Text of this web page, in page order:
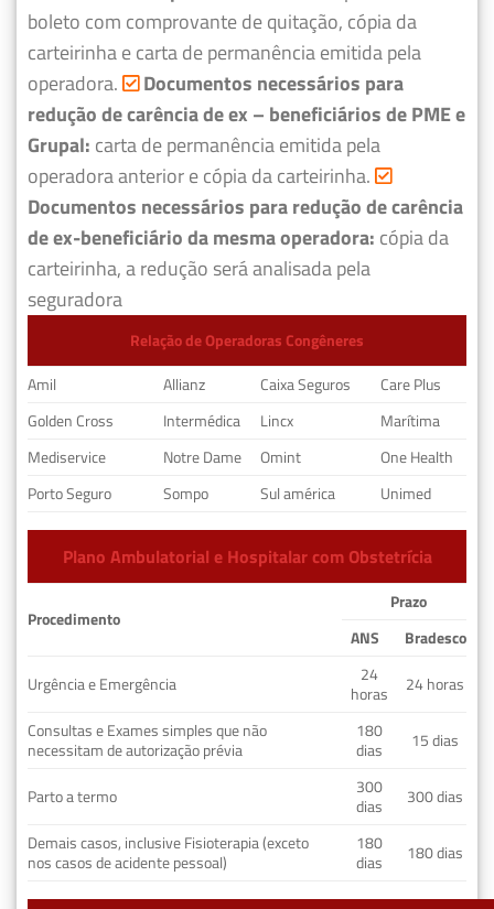
boleto com comprovante de quitação, cópia da
carteirinha e carta de permanência emitida pela
operadora.
Documentos necessários para
redução de carência de ex – beneficiários de PME e
Grupal: carta de permanência emitida pela
operadora anterior e cópia da carteirinha.
Documentos necessários para redução de carência
de ex-beneficiário da mesma operadora: cópia da
carteirinha, a redução será analisada pela
seguradora
Relação de Operadoras Congêneres
Amil
Allianz Caixa Seguros
Care Plus
Golden Cross
Intermédica Lincx
Marítima
Mediservice
Notre Dame Omint
One Health
Porto Seguro
Sompo Sul américa Unimed
Plano Ambulatorial e Hospitalar com Obstetrícia
Procedimento
Prazo
ANS
Bradesco
Urgência e Emergência
24
horas
24 horas
Consultas e Exames simples que não
necessitam de autorização prévia
180
dias
15 dias
Parto a termo
300
dias
300 dias
Demais casos, inclusive Fisioterapia (exceto
nos casos de acidente pessoal)
180
dias
180 dias